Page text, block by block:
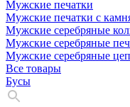
Мужские печатки
Мужские печатки с
Мужские серебряные
Мужские серебряные
Мужские серебряные
Все товары
Бусы